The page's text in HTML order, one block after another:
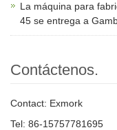
La máquina para
45 se entrega a
Contáctenos.
Contact: Exmork
Tel: 86-15757781695